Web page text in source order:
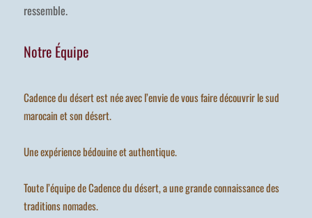
ressemble.
Notre Équipe
Cadence du désert est née avec l’envie de vous faire découvrir le sud
marocain et son désert.
Une expérience bédouine et authentique.
Toute l’équipe de Cadence du désert, a une grande connaissance des
traditions nomades.